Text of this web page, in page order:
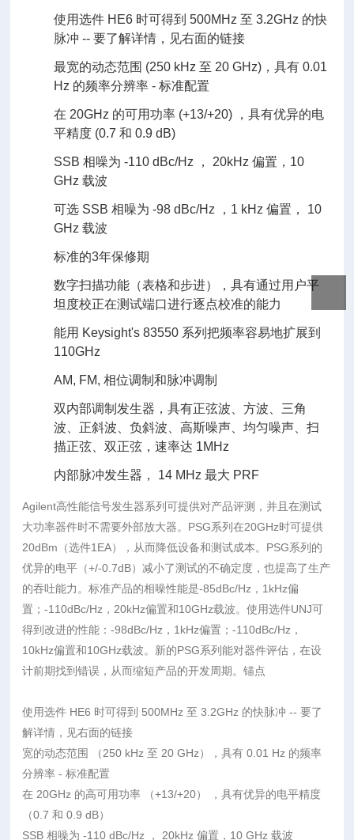
使用选件 HE6 时可得到 500MHz 至 3.2GHz 的快
脉冲 -- 要了解详情，见右面的链接
最宽的动态范围 (250 kHz 至 20 GHz)，具有 0.01
Hz 的频率分辨率 - 标准配置
在 20GHz 的可用功率 (+13/+20) ，具有优异的电
平精度 (0.7 和 0.9 dB)
SSB 相噪为 -110 dBc/Hz ， 20kHz 偏置，10
GHz 载波
可选 SSB 相噪为 -98 dBc/Hz ，1 kHz 偏置， 10
GHz 载波
标准的3年保修期
数字扫描功能（表格和步进），具有通过用户平
坦度校正在测试端口进行逐点校准的能力
能用 Keysight's 83550 系列把频率容易地扩展到
110GHz
AM, FM, 相位调制和脉冲调制
双内部调制发生器，具有正弦波、方波、三角
波、正斜波、负斜波、高斯噪声、均匀噪声、扫
描正弦、双正弦，速率达 1MHz
内部脉冲发生器， 14 MHz 最大 PRF
Agilent高性能信号发生器系列可提供对产品评测，并且在测试
大功率器件时不需要外部放大器。PSG系列在20GHz时可提供
20dBm（选件1EA），从而降低设备和测试成本。PSG系列的
优异的电平（+/-0.7dB）减小了测试的不确定度，也提高了生产
的吞吐能力。标准产品的相噪性能是-85dBc/Hz，1kHz偏
置；-110dBc/Hz，20kHz偏置和10GHz载波。使用选件UNJ可
得到改进的性能：-98dBc/Hz，1kHz偏置；-110dBc/Hz，
10kHz偏置和10GHz载波。新的PSG系列能对器件评估，在设
计前期找到错误，从而缩短产品的开发周期。锚点
使用选件 HE6 时可得到 500MHz 至 3.2GHz 的快脉冲 -- 要了
解详情，见右面的链接
宽的动态范围 （250 kHz 至 20 GHz），具有 0.01 Hz 的频率
分辨率 - 标准配置
在 20GHz 的高可用功率 （+13/+20） ，具有优异的电平精度
（0.7 和 0.9 dB）
SSB 相噪为 -110 dBc/Hz ， 20kHz 偏置，10 GHz 载波